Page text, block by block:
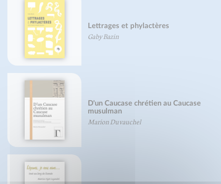
Lettrages et phylactères
Gaby Bazin
D'un Caucase chrétien au Caucase
musulman
Marion Duvauchel